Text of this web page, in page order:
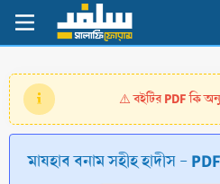
⚠️বইটির PDF কি
মাযহাব বনাম সহীহ হাদীস - PDF